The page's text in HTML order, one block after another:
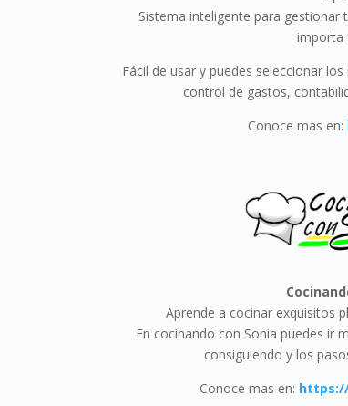
Sistema inteligente para
importa
Fácil de usar y puedes seleccionar
control de gastos,
Conoce mas en:
Aprende a cocinar exquisitos
En cocinando con Sonia puedes ir
consiguiendo y los
Conoce mas en: